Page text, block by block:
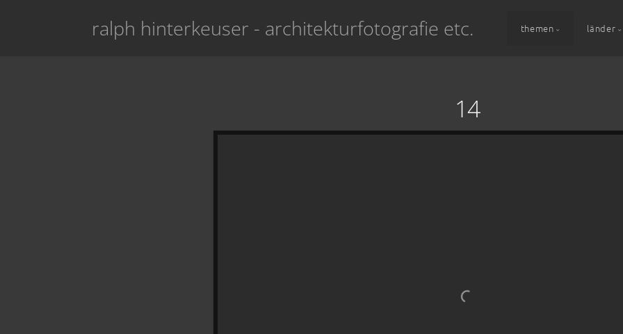
ralph hinterkeuser - architekturfotografie etc. themen länder
14